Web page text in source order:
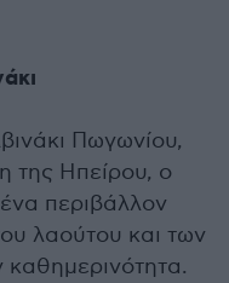
Πωγωνίου,
της Ηπείρου, ο
περιβάλλον
λαούτου και των